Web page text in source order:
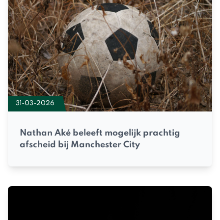
31-03-2026
Nathan Aké beleeft mogelijk prachtig
afscheid bij Manchester City